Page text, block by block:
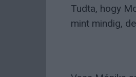
Tudta, hogy
mint mindig,